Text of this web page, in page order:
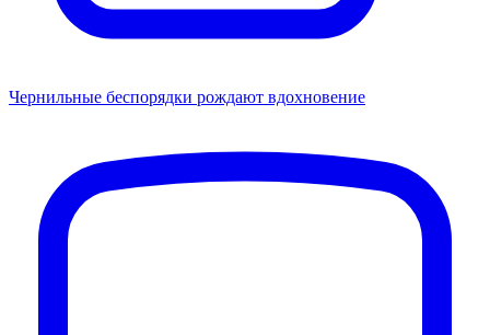
Чернильные беспорядки рождают вдохновение